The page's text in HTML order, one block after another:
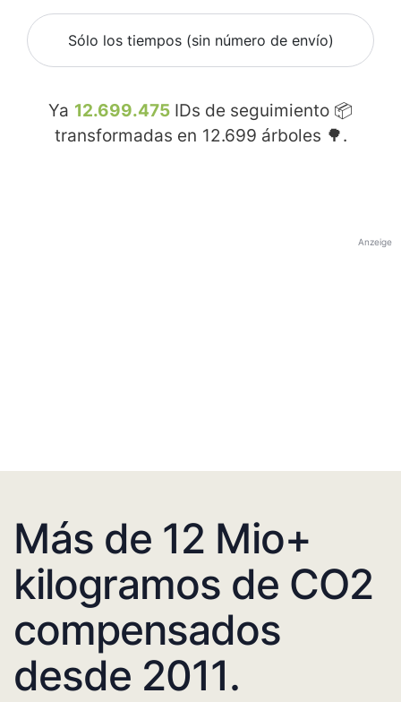
Sólo los tiempos (sin número de envío)
Ya 12.699.475 IDs de seguimiento 📦
transformadas en 12.699 árboles 🌳.
Anzeige
Más de 12 Mio+
kilogramos de CO2
compensados
desde 2011.